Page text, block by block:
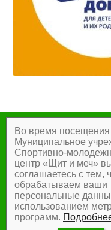
Главная
Документы
Муниципальное
центр
Во время посещения
Муниципальное
Спортивно-
центр «Щит и меч»
соглашаетесь с тем,
обрабатываем ваши
персональные
использованием
программ.